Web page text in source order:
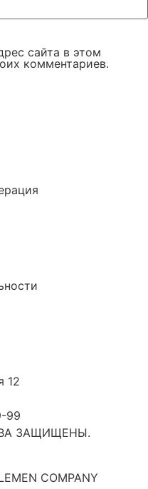
сайта в этом
комментариев.
12
99
ЗАЩИЩЕНЫ.
COMPANY